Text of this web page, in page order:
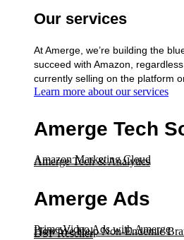
Our services
At Amerge, we’re building the
succeed with Amazon,
currently selling on the platform
Learn more about our services
Amerge Tech
Amazon Marketing Cloud
Amerge Tech & Analytics
Amerge Ads
Prime Video Ads with Amerge
How We Help Non-Endemic
DSP Reseller